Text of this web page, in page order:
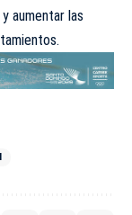
aumentar las